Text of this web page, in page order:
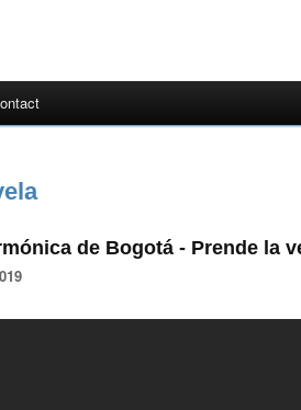
de Bogotá - Prende la